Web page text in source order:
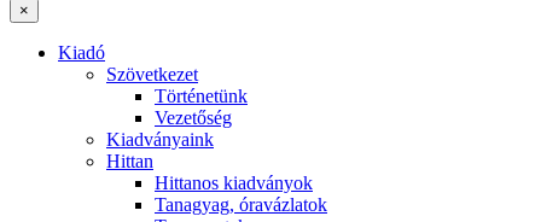
×
Kiadó
Szövetkezet
Történetünk
Vezetőség
Kiadványaink
Hittan
Hittanos kiadványok
Tanagyag, óravázlatok